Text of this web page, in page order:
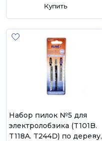
Купить
Набор пилок №5 для
электролобзика (T101B.
T118A. T244D) по дереву,